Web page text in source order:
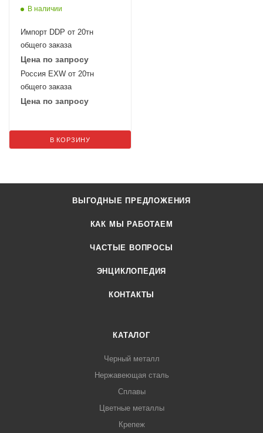
В наличии
Импорт DDP от 20тн
общего заказа
Цена по запросу
Россия EXW от 20тн
общего заказа
Цена по запросу
В КОРЗИНУ
ВЫГОДНЫЕ ПРЕДЛОЖЕНИЯ
КАК МЫ РАБОТАЕМ
ЧАСТЫЕ ВОПРОСЫ
ЭНЦИКЛОПЕДИЯ
КОНТАКТЫ
КАТАЛОГ
Черный металл
Нержавеющая сталь
Сплавы
Цветные металлы
Крепеж